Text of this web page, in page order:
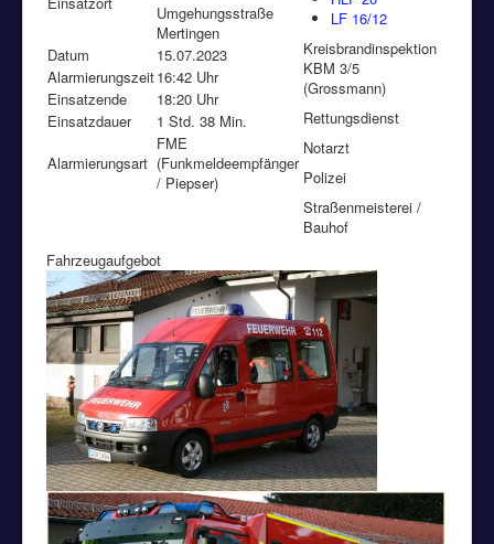
Umgehungsstraße
Mertingen
Datum
15.07.2023
Alarmierungszeit16:42 Uhr
Einsatzende
18:20 Uhr
Einsatzdauer
1 Std. 38 Min.
Alarmierungsart
FME
(Funkmeldeempfänger
/ Piepser)
LF 16/12
Kreisbrandinspektion
KBM 3/5
(Grossmann)
Rettungsdienst
Notarzt
Polizei
Straßenmeisterei /
Bauhof
Fahrzeugaufgebot